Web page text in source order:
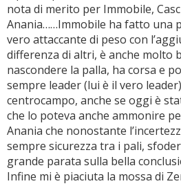
nota di merito per Immobile,
Anania……Immobile ha fatto una
vero attaccante di peso con
differenza di altri, è anche molto
nascondere la palla, ha corsa e
sempre leader (lui è il vero
centrocampo, anche se oggi è
che lo poteva anche ammonire
Anania che nonostante
sempre sicurezza tra i pali,
grande parata sulla bella
Infine mi è piaciuta la mossa di